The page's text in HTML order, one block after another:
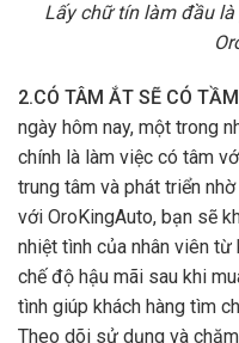
Lấy chữ tín làm đầu
2.CÓ TÂM ẮT SẼ CÓ TẦM
ngày hôm nay, một trong
chính là làm việc có tâm
trung tâm và phát triển
với OroKingAuto, bạn sẽ
nhiệt tình của nhân viên từ
chế độ hậu mãi sau khi
tình giúp khách hàng tìm
Theo dõi sử dụng và